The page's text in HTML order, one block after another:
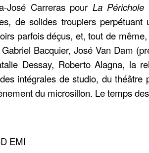
José Carreras pour La Périchole
de solides troupiers perpétuant
parfois déçus, et, tout de
Bacquier, José Van Dam
Dessay, Roberto Alagna, la
des intégrales de studio, du théâtre
du microsillon. Le temps
EMI